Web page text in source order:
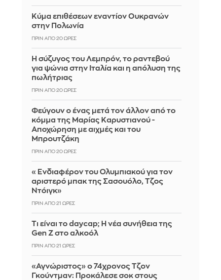
Κύμα επιθέσεων εναντίον Ουκρανών
στην Πολωνία
ΠΡΙΝ ΑΠΌ 20 ΏΡΕΣ
Η σύζυγος του Λεμπρόν, το ραντεβού
για ψώνια στην Ιταλία και η απόλυση της
πωλήτριας
ΠΡΙΝ ΑΠΌ 20 ΏΡΕΣ
Φεύγουν ο ένας μετά τον άλλον από το
κόμμα της Μαρίας Καρυστιανού -
Αποχώρηση με αιχμές και του
Μπρουτζάκη
ΠΡΙΝ ΑΠΌ 20 ΏΡΕΣ
«Ενδιαφέρον του Ολυμπιακού για τον
αριστερό μπακ της Σασουόλο, Τζος
Ντόιγκ»
ΠΡΙΝ ΑΠΌ 21 ΏΡΕΣ
Τι είναι το daycap; Η νέα συνήθεια της
Gen Z στο αλκοόλ
ΠΡΙΝ ΑΠΌ 21 ΏΡΕΣ
«Αγνώριστος» ο 74χρονος Τζον
Γκούντμαν: Προκάλεσε σοκ στους